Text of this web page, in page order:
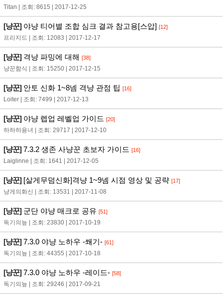
Titan | 조회: 8615 | 2017-12-25
[냥꾼]야냥 티어별 조합 심크 결과 참고용[스압] [12]
프리지드 | 조회: 12083 | 2017-12-17
[냥꾼]격냥 파밍에 대해 [38]
냥꾼함식 | 조회: 15250 | 2017-12-15
[냥꾼]안토 신화 1~8넴 격냥 관점 팁 [16]
Loiter | 조회: 7499 | 2017-12-13
[냥꾼]야냥 렙업 레벨업 가이드 [20]
하하하용녀 | 조회: 29717 | 2017-12-10
[냥꾼]7.3.2 생존 사냥꾼 초보자 가이드 [16]
Laiglinne | 조회: 1641 | 2017-12-05
[냥꾼][살게무덤신화]격냥 1~9넴 시점 영상 및 공략 [17]
냥게의화신 | 조회: 13531 | 2017-11-08
[냥꾼]군단 야냥 매크로 공유 [51]
독기의늪 | 조회: 23830 | 2017-10-19
[냥꾼]7.3.0 야냥 노하우 -쐐기- [61]
독기의늪 | 조회: 44355 | 2017-10-18
[냥꾼]7.3.0 야냥 노하우 -레이드- [58]
독기의늪 | 조회: 29246 | 2017-09-21